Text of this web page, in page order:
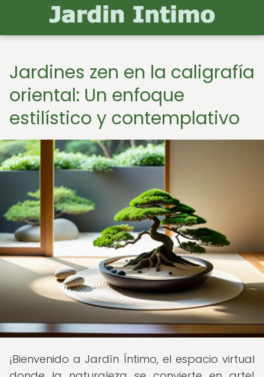
Jardines zen en la caligrafía
oriental: Un enfoque
estilístico y contemplativo
¡Bienvenido a Jardín Íntimo, el espacio virtual